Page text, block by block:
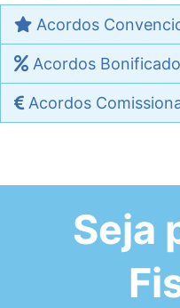
Acordos
Acordos
Acordos
Seja